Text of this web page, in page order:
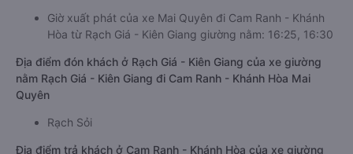
Giờ xuất phát của xe Mai Quyên đi Cam Ranh - Khánh
Hòa từ Rạch Giá - Kiên Giang giường nằm: 16:25, 16:30
Địa điểm đón khách ở Rạch Giá - Kiên Giang của xe giường
nằm Rạch Giá - Kiên Giang đi Cam Ranh - Khánh Hòa Mai
Quyên
Rạch Sỏi
Địa điểm trả khách ở Cam Ranh - Khánh Hòa của xe giường